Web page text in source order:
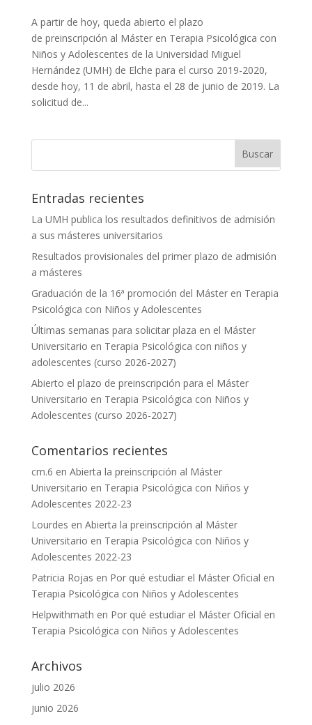
A partir de hoy, queda abierto el plazo
de preinscripción al Máster en Terapia Psicológica con
Niños y Adolescentes de la Universidad Miguel
Hernández (UMH) de Elche para el curso 2019-2020,
desde hoy, 11 de abril, hasta el 28 de junio de 2019. La
solicitud de...
Entradas recientes
La UMH publica los resultados definitivos de admisión
a sus másteres universitarios
Resultados provisionales del primer plazo de admisión
a másteres
Graduación de la 16ª promoción del Máster en Terapia
Psicológica con Niños y Adolescentes
Últimas semanas para solicitar plaza en el Máster
Universitario en Terapia Psicológica con niños y
adolescentes (curso 2026-2027)
Abierto el plazo de preinscripción para el Máster
Universitario en Terapia Psicológica con Niños y
Adolescentes (curso 2026-2027)
Comentarios recientes
cm.6 en Abierta la preinscripción al Máster
Universitario en Terapia Psicológica con Niños y
Adolescentes 2022-23
Lourdes en Abierta la preinscripción al Máster
Universitario en Terapia Psicológica con Niños y
Adolescentes 2022-23
Patricia Rojas en Por qué estudiar el Máster Oficial en
Terapia Psicológica con Niños y Adolescentes
Helpwithmath en Por qué estudiar el Máster Oficial en
Terapia Psicológica con Niños y Adolescentes
Archivos
julio 2026
junio 2026